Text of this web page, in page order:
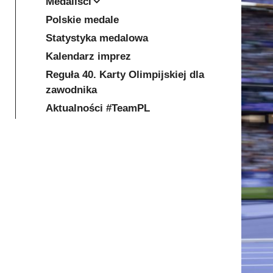
Polskie medale
Statystyka medalowa
Kalendarz imprez
Reguła 40. Karty Olimpijskiej dla
zawodnika
Aktualności #TeamPL